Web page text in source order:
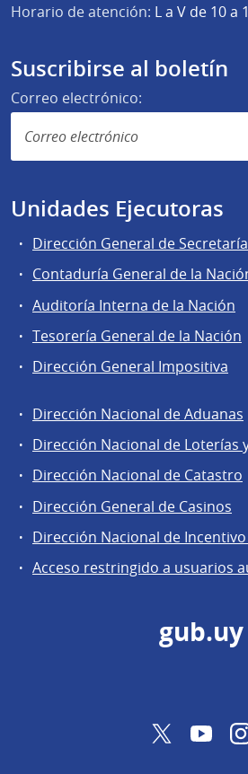
Horario de atención: L a V de 10 a
Suscribirse al boletín
Correo electrónico:
Unidades Ejecutoras
Dirección General de Secretaría
Contaduría General de la
Auditoría Interna de la Nación
Tesorería General de la Nación
Dirección General Impositiva
Áreas
de
la
Dirección
General
de
Secretaría
Dirección Nacional de Aduanas
Dirección Nacional de Loterías
Dirección Nacional de Catastro
Dirección General de Casinos
Dirección Nacional de
Acceso restringido a usuarios
gub.uy
Twitter